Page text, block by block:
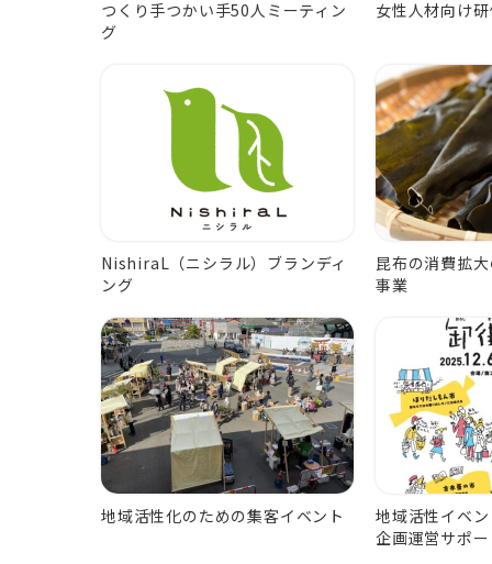
つくり手つかい手50人ミーティン
グ
女性人材向け
NishiraL（ニシラル）ブランディ
ング
昆布の消費拡
事業
地域活性化のための集客イベント
地域活性イベ
企画運営サポ